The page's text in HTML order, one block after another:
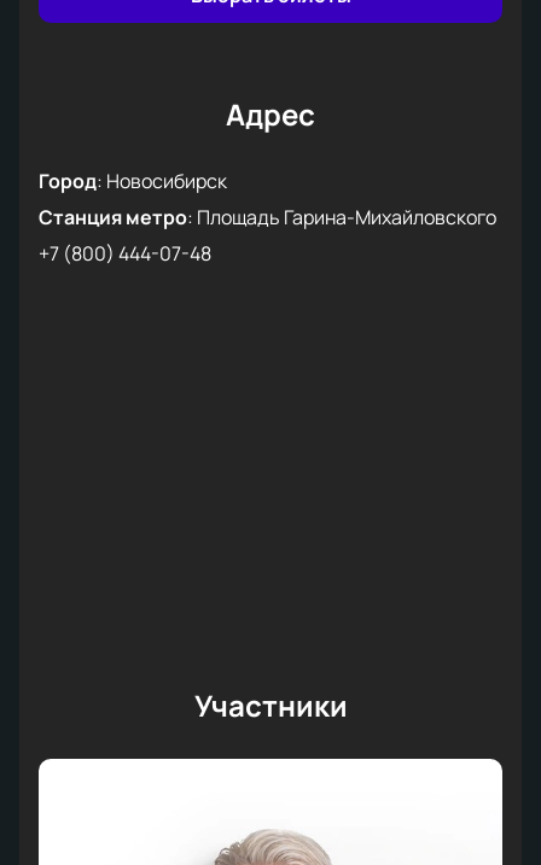
Адрес
Город: Новосибирск
Станция метро: Площадь Гарина-Михайловского
+7 (800) 444-07-48
Участники